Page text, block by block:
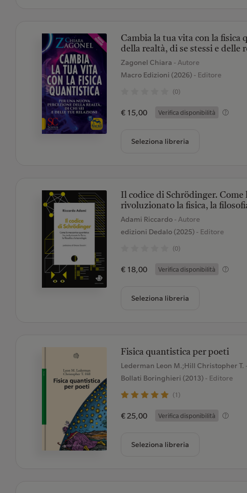
Cambia la tua vita con la fisica
della realtà, di se stessi e delle
Zagonel Chiara - Autore
Macro Edizioni (2026)- Editore
(0)
€ 15,00 Verifica disponibilità
Seleziona libreria
Il codice di Schrödinger. Come
rivoluzionato la fisica, la
Adami Riccardo - Autore
edizioni Dedalo (2025)- Editore
(0)
€ 18,00 Verifica disponibilità
Seleziona libreria
Fisica quantistica per poeti
Lederman Leon M.;Hill Christopher T.
Bollati Boringhieri (2013)- Editore
(1)
€ 25,00 Verifica disponibilità
Seleziona libreria